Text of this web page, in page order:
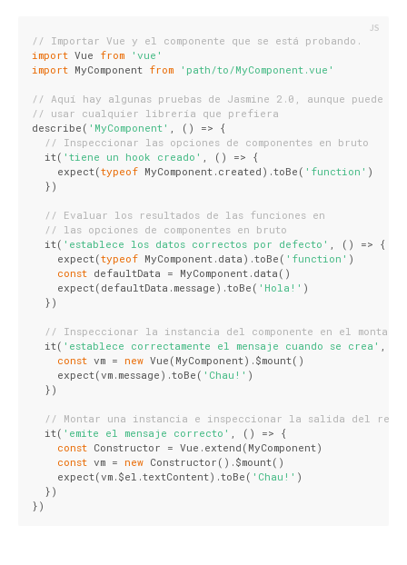
// Importar Vue y el componente que se está probando.
import Vue from
'vue'
import MyComponent from 'path/to/MyComponent.vue'
// Aquí hay algunas pruebas de Jasmine 2.0, aunque puede
// usar cualquier librería que prefiera
describe( 'MyComponent' , () => {
// Inspeccionar las opciones de componentes en bruto
  it(
'tiene un hook creado' , () => {
    expect(
typeof MyComponent.created).toBe( 'function' )
  })
// Evaluar los resultados de las funciones en
// las opciones de componentes en bruto
  it(
'establece los datos correctos por defecto' , () => {
    expect(
typeof MyComponent.data).toBe( 'function' )
const defaultData = MyComponent.data()
    expect(defaultData.message).toBe(
'Hola!' )
  })
// Inspeccionar la instancia del componente en el montaje
  it(
'establece correctamente el mensaje cuando se crea' , ()
const vm = new Vue(MyComponent).$mount()
    expect(vm.message).toBe(
'Chau!' )
  })
// Montar una instancia e inspeccionar la salida del
  it(
'emite el mensaje correcto' , () => {
const Constructor = Vue.extend(MyComponent)
const vm = new Constructor().$mount()
    expect(vm.$el.textContent).toBe(
'Chau!' )
  })
})